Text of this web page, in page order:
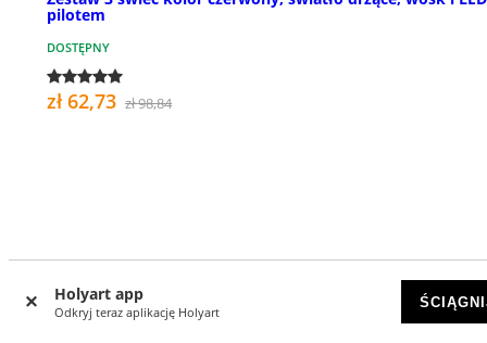
Holyart app
Odkryj teraz aplikację Holyart
pilotem
DOSTĘPNY
zł 62,73 zł 98,84